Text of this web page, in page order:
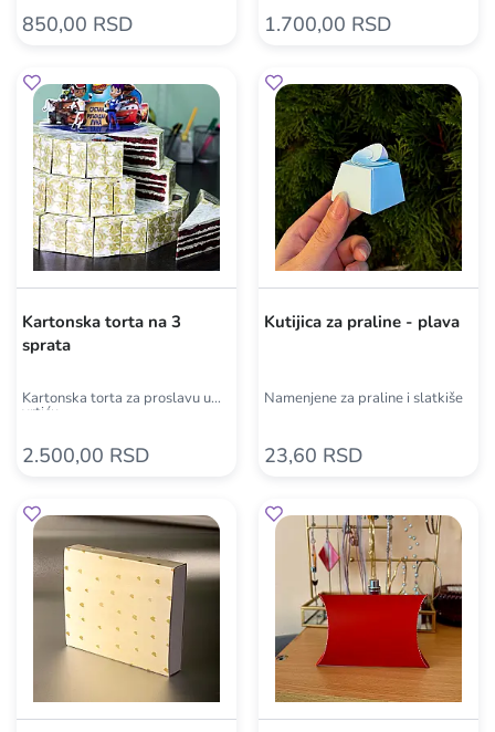
850,00 RSD 1.700,00 RSD
Kartonska torta na 3
sprata
Kartonska torta za proslavu u
vrtiću
2.500,00 RSD
Kutijica za praline - plava
Namenjene za praline i slatkiše
23,60 RSD